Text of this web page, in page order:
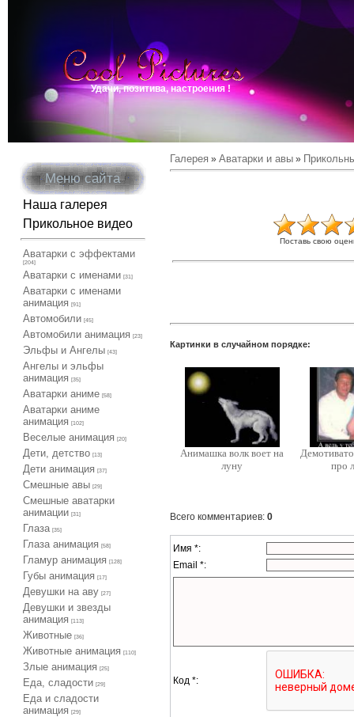
Удачи, позитива, настроения !
Меню сайта
Наша галерея
Прикольное видео
Аватарки с эффектами
[204]
Аватарки с именами [31]
Аватарки с именами
анимация
[91]
Автомобили [45]
Автомобили анимация [23]
Эльфы и Ангелы [43]
Ангелы и эльфы
анимация
[35]
Аватарки аниме [58]
Аватарки аниме
анимация
[102]
Веселые анимация [20]
Дети, детство [13]
Дети анимация [37]
Cмешные авы [29]
Cмешные аватарки
анимации
[31]
Глаза [35]
Глаза анимация [58]
Гламур анимация [128]
Губы анимация [17]
Девушки на аву [27]
Девушки и звезды
анимация
[113]
Животные [36]
Животные анимация [110]
Злые анимация [25]
Еда, сладости [29]
Еда и сладости
анимация
[29]
Галерея » Аватарки и авы»
Поставь свою
Картинки в случайном порядке:
Анимашка волк воет на
луну
про
Всего комментариев: 0
Имя *:
Email *:
Код *: